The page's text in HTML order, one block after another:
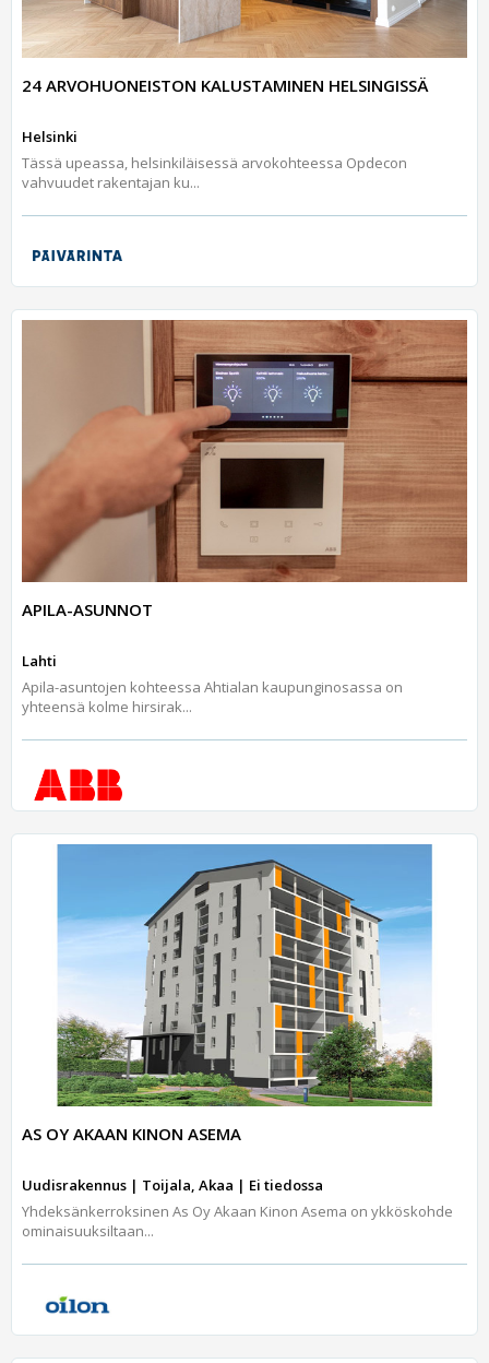
24 ARVOHUONEISTON KALUSTAMINEN HELSINGISSÄ
Helsinki
Tässä upeassa, helsinkiläisessä arvokohteessa Opdecon
vahvuudet rakentajan ku...
APILA-ASUNNOT
Lahti
Apila-asuntojen kohteessa Ahtialan kaupunginosassa on
yhteensä kolme hirsirak...
AS OY AKAAN KINON ASEMA
Uudisrakennus | Toijala, Akaa | Ei tiedossa
Yhdeksänkerroksinen As Oy Akaan Kinon Asema on ykköskohde
ominaisuuksiltaan...